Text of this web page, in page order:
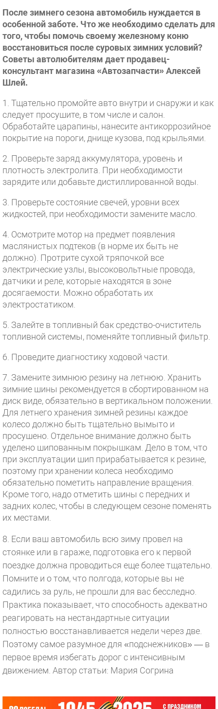
После зимнего сезона автомобиль нуждается в
особенной заботе. Что же необходимо сделать для
того, чтобы помочь своему железному коню
восстановиться после суровых зимних условий?
Советы автолюбителям дает продавец-
консультант магазина «Автозапчасти»Алексей
Шлей.
1. Тщательно промойте авто внутри и снаружи и как
следует просушите, в том числе и салон.
Обработайте царапины, нанесите антикоррозийное
покрытие на пороги, днище кузова, под крыльями.
2. Проверьте заряд аккумулятора, уровень и
плотность электролита. При необходимости
зарядите или добавьте дистиллированной воды.
3. Проверьте состояние свечей, уровни всех
жидкостей, при необходимости замените масло.
4. Осмотрите мотор на предмет появления
маслянистых подтеков (в норме их быть не
должно). Протрите сухой тряпочкой все
электрические узлы, высоковольтные провода,
датчики и реле, которые находятся в зоне
досягаемости. Можно обработать их
электростатиком.
5. Залейте в топливный бак средство-очиститель
топливной системы, поменяйте топливный фильтр.
6. Проведите диагностику ходовой части.
7. Замените зимнюю резину на летнюю. Хранить
зимние шины рекомендуется в сбортированном на
диск виде, обязательно в вертикальном положении.
Для летнего хранения зимней резины каждое
колесо должно быть тщательно вымыто и
просушено. Отдельное внимание должно быть
уделено шипованным покрышкам. Дело в том, что
при эксплуатации шип прирабатывается к резине,
поэтому при хранении колеса необходимо
обязательно пометить направление вращения.
Кроме того, надо отметить шины с передних и
задних колес, чтобы в следующем сезоне поменять
их местами.
8. Если ваш автомобиль всю зиму провел на
стоянке или в гараже, подготовка его к первой
поездке должна проводиться еще более тщательно.
Помните и о том, что полгода, которые вы не
садились за руль, не прошли для вас бесследно.
Практика показывает, что способность адекватно
реагировать на нестандартные ситуации
полностью восстанавливается недели через две.
Поэтому самое разумное для «подснежников» — в
первое время избегать дорог с интенсивным
движением. Автор статьи: Мария Согрина